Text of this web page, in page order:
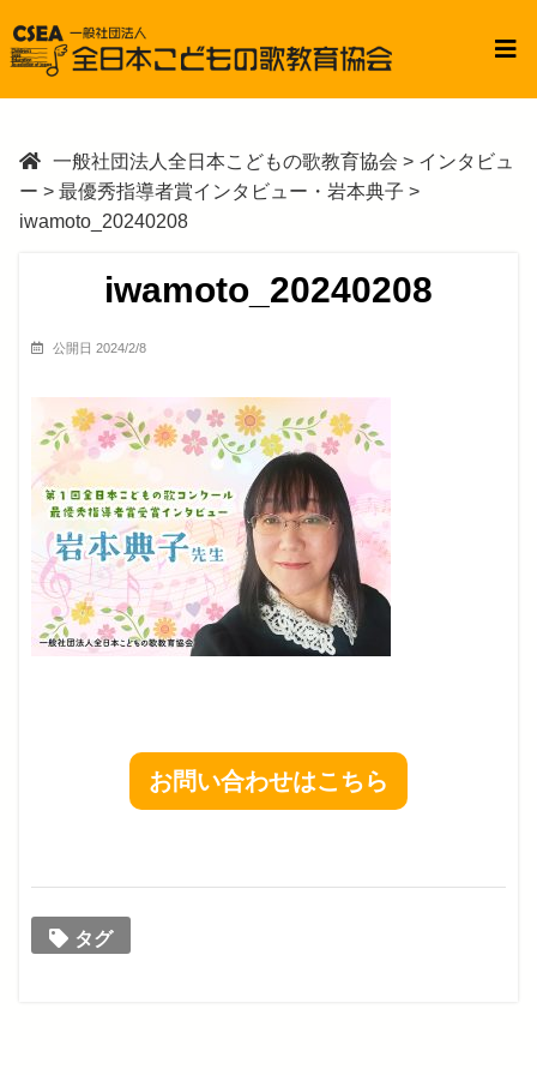
一般社団法人全日本こどもの歌教育協会 > インタビュ
ー > 最優秀指導者賞インタビュー・岩本典子 >
iwamoto_20240208
iwamoto_20240208
公開日 2024/2/8
お問い合わせはこちら
タグ